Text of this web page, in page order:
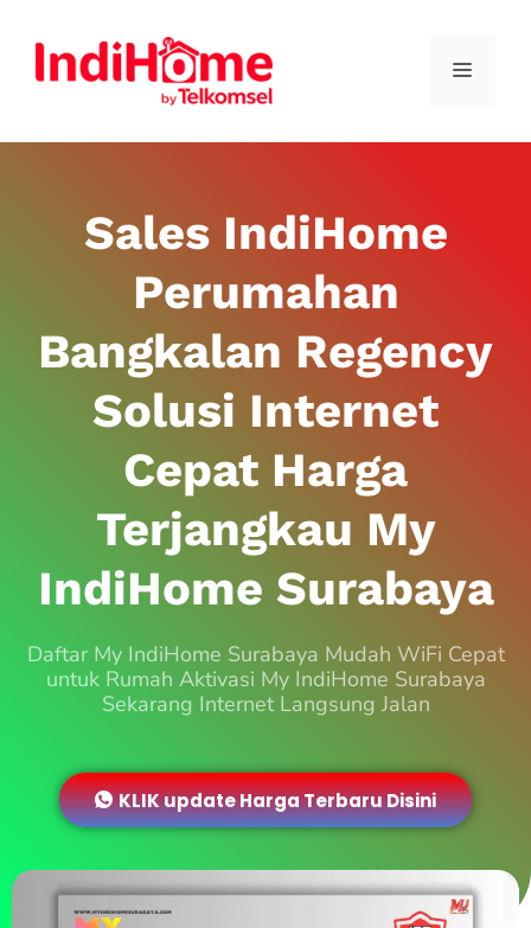
Sales IndiHome
Perumahan
Bangkalan Regency
Solusi Internet
Cepat Harga
Terjangkau My
IndiHome Surabaya
Daftar My IndiHome Surabaya Mudah WiFi Cepat
untuk Rumah Aktivasi My IndiHome Surabaya
Sekarang Internet Langsung Jalan
KLIK update Harga Terbaru Disini